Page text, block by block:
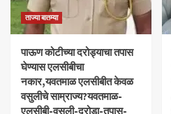
ताज्या बातम्या
पाऊण कोटीच्या दरोड्याचा तपास
घेण्यास एलसीबीचा
नकार,यवतमाळ एलसीबीत केवळ
वसुलीचे साम्राज्य?यवतमाळ-
एलसीबी-वसुली-दरोडा-तपास-